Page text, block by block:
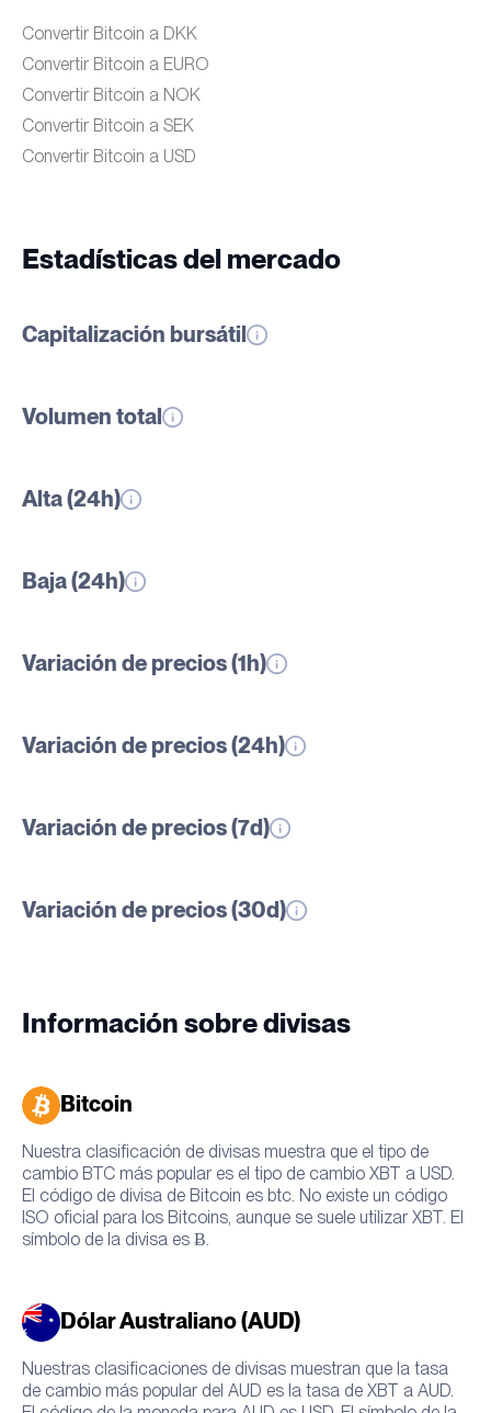
Convertir Bitcoin a DKK
Convertir Bitcoin a EURO
Convertir Bitcoin a NOK
Convertir Bitcoin a SEK
Convertir Bitcoin a USD
Estadísticas del mercado
Capitalización bursátil
Volumen total
Alta (24h)
Baja (24h)
Variación de precios (1h)
Variación de precios (24h)
Variación de precios (7d)
Variación de precios (30d)
Información sobre divisas
Bitcoin
Nuestra clasificación de divisas muestra que el tipo de
cambio BTC más popular es el tipo de cambio XBT a USD.
El código de divisa de Bitcoin es btc. No existe un código
ISO oficial para los Bitcoins, aunque se suele utilizar XBT. El
símbolo de la divisa es Ƀ.
Dólar Australiano (AUD)
Nuestras clasificaciones de divisas muestran que la tasa
de cambio más popular del AUD es la tasa de XBT a AUD.